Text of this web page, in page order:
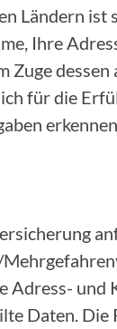
Ländern ist
Ihre
für die
erkennen
Adress- und
Daten. Die